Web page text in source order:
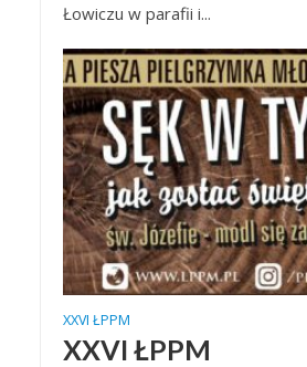
Łowiczu w parafii i...
XXVI ŁPPM
XXVI ŁPPM